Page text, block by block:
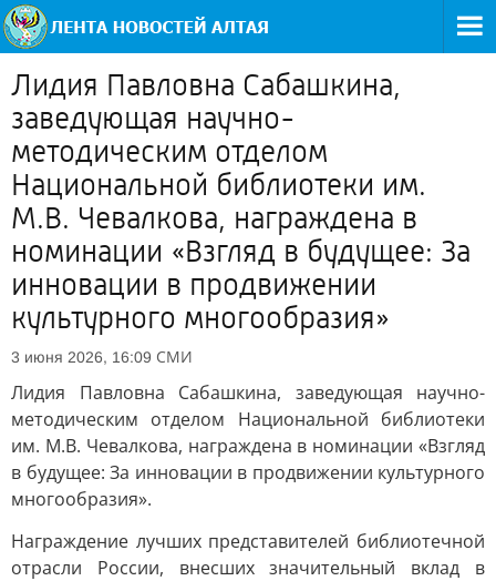
Лидия Павловна Сабашкина,
заведующая научно-
методическим отделом
Национальной библиотеки им.
М.В. Чевалкова, награждена в
номинации «Взгляд в будущее: За
инновации в продвижении
культурного многообразия»
3 июня 2026, 16:09 СМИ
Лидия Павловна Сабашкина, заведующая научно-
методическим отделом Национальной библиотеки
им. М.В. Чевалкова, награждена в номинации «Взгляд
в будущее: За инновации в продвижении культурного
многообразия».
Награждение лучших представителей библиотечной
отрасли России, внесших значительный вклад в